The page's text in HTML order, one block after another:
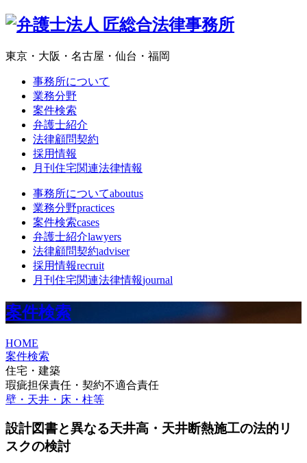
東京・大阪・名古屋・仙台・福岡
事務所について
業務分野
案件検索
弁護士紹介
法律顧問契約
採用情報
月刊住宅関連法律情報
事務所についてaboutus
業務分野practices
案件検索cases
弁護士紹介lawyers
法律顧問契約adviser
採用情報recruit
月刊住宅関連法律情報journal
案件検索
HOME
案件検索
住宅・建築
瑕疵担保責任・契約不適合責任
壁・天井・床・柱等
設計図書と異なる天井高・天井断熱施工の法的リ
スクの検討